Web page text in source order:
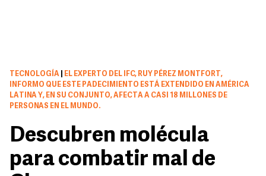
TECNOLOGÍA
EL EXPERTO DEL IFC, RUY PÉREZ MONTFORT,
INFORMO QUE ESTE PADECIMIENTO ESTÁ EXTENDIDO EN AMÉRICA
LATINA Y, EN SU CONJUNTO, AFECTA A CASI 18 MILLONES DE
PERSONAS EN EL MUNDO.
Descubren molécula
para combatir mal de